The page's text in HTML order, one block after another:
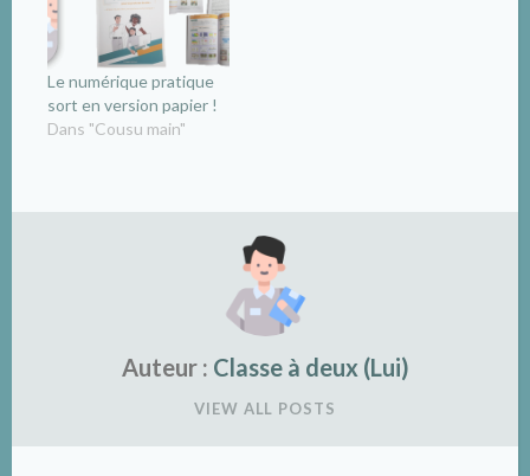
Le numérique pratique
sort en version papier !
Dans "Cousu main"
Auteur : Classe à deux (Lui)
VIEW ALL POSTS